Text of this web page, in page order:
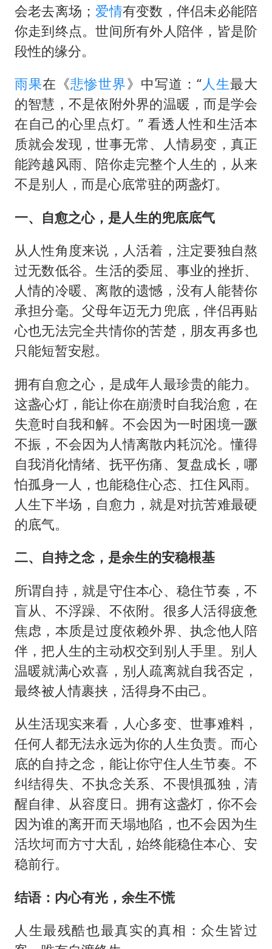
会老去离场； 爱情有变数，伴侣未必能陪
你走到终点。世间所有外人陪伴，皆是阶
段性的缘分。
雨果在《悲惨世界》中写道：“人生最大
的智慧，不是依附外界的温暖，而是学会
在自己的心里点灯。” 看透人性和生活本
质就会发现，世事无常、人情易变，真正
能跨越风雨、陪你走完整个人生的，从来
不是别人，而是心底常驻的两盏灯。
一、自愈之心，是人生的兜底底气
从人性角度来说，人活着，注定要独自熬
过无数低谷。生活的委屈、事业的挫折、
人情的冷暖、离散的遗憾，没有人能替你
承担分毫。父母年迈无力兜底，伴侣再贴
心也无法完全共情你的苦楚，朋友再多也
只能短暂安慰。
拥有自愈之心，是成年人最珍贵的能力。
这盏心灯，能让你在崩溃时自我治愈，在
失意时自我和解。不会因为一时困境一蹶
不振，不会因为人情离散内耗沉沦。懂得
自我消化情绪、抚平伤痛、复盘成长，哪
怕孤身一人，也能稳住心态、扛住风雨。
人生下半场，自愈力，就是对抗苦难最硬
的底气。
二、自持之念，是余生的安稳根基
所谓自持，就是守住本心、稳住节奏，不
盲从、不浮躁、不依附。很多人活得疲惫
焦虑，本质是过度依赖外界、执念他人陪
伴，把人生的主动权交到别人手里。别人
温暖就满心欢喜，别人疏离就自我否定，
最终被人情裹挟，活得身不由己。
从生活现实来看，人心多变、世事难料，
任何人都无法永远为你的人生负责。而心
底的自持之念，能让你守住人生节奏。不
纠结得失、不执念关系、不畏惧孤独，清
醒自律、从容度日。拥有这盏灯，你不会
因为谁的离开而天塌地陷，也不会因为生
活坎坷而方寸大乱，始终能稳住本心、安
稳前行。
结语：内心有光，余生不慌
人生最残酷也最真实的真相：众生皆过